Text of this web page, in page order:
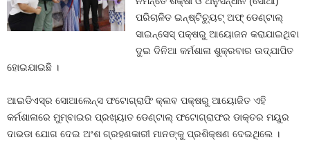
ପରିଚାଳିତ ଇନ୍‌ଷ୍ଟିଚ୍ୟୁଟ୍ ଅଫ୍ ଡେଣ୍ଟାଲ୍
ସାଇନ୍‌ସେସ୍ ପକ୍ଷରୁ ଆୟୋଜନ କରାଯାଇଥିବା
ଦୁଇ ଦିନିଆ କର୍ମଶାଳା ଶୁକ୍ରବାର ଉଦ୍‌ଯାପିତ
ହୋଇଯାଇଛି ।
ଆଇଡିଏସ୍‌ର ସୋଆଲେନ୍ସ ଫଟୋଗ୍ରାଫି କ୍ଲବ ପକ୍ଷରୁ ଆୟୋଜିତ ଏହି
କର୍ମଶାଳାରେ ମୁମ୍ବାଇର ପ୍ରଖ୍ୟାତ ଡେଣ୍ଟାଲ୍ ଫଟୋଗ୍ରାଫର ଡାକ୍ତର ମୟୁର
ଦାଭଡା ଯୋଗ ଦେଇ ଅଂଶ ଗ୍ରହଣକାରୀ ମାନଙ୍କୁ ପ୍ରଶିକ୍ଷଣ ଦେଇଥିଲେ ।